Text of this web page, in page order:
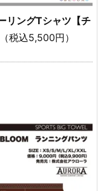
リングTシャツ【チ
税込5,500円）